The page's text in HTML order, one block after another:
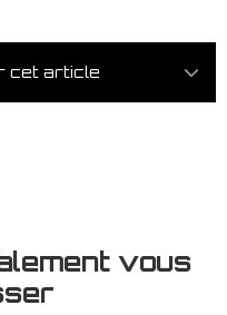
cet article
vous